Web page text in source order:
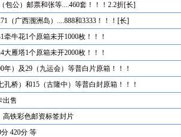
包公）邮票和张等....460套！！！2.2折[长]
（广西涠洲岛）....888和3333！！！[长]
牵牛花1个原箱未开1000枚！！！
大雁塔1个原箱未开2000枚！！！
年）及29（九运会）等普白片原箱！！！
孔桥）和15（古隆中）等普白封原箱！！！
出售
高铁彩色邮资标签封片
420分 等